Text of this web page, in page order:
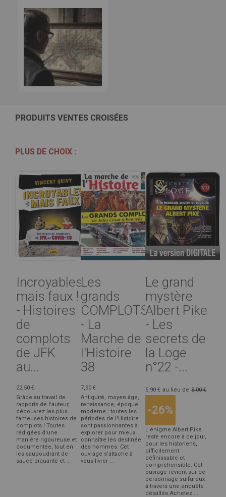
PRODUITS VENTES CROISÉES
PLUS DE CHOIX :
Incroyables...
mais faux !
- Histoires
de
complots
de JFK
au...
22,50 €
Grâce au travail de
rapports de l'auteur,
découvrez les plus
fameuses histoires de
complots ! Toutes
rédigées d'une
manière rigoureuse et
documentée, tout en
les saupoudrant de
sauce piquante et ...
Les
grands
COMPLOTS
- La
Marche de
l'Histoire
38
7,90 €
Antiquité, moyen âge,
renaissance, époque
moderne : toutes les
périodes de l'Histoire
sont passionnantes à
explorer pour mieux
connaître les destinée
des hommes. Cet
ouvrage s'attache à
vous livrer ...
Le grand
mystère
Albert Pike
- Les
secrets de
la Loge
n°22 -...
5,90 € au lieu de 8,00 €
-26%
L'énigme Albert Pike
reste encore à ce jour,
pour les historiens,
difficilement
définissable et
compréhensible. Cet
ouvrage revient sur ce
personnage sulfureux
à travers une enquête
détaillée.Achetez ...